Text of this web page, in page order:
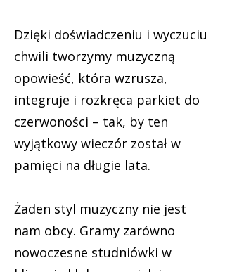
Dzięki doświadczeniu i wyczuciu
chwili tworzymy muzyczną
opowieść, która wzrusza,
integruje i rozkręca parkiet do
czerwoności – tak, by ten
wyjątkowy wieczór został w
pamięci na długie lata.
Żaden styl muzyczny nie jest
nam obcy. Gramy zarówno
nowoczesne studniówki w